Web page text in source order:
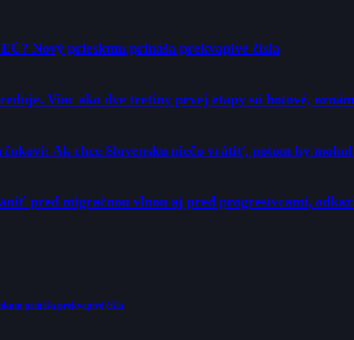
Nový prieskum prináša prekvapivé čísla
Viac ako dve tretiny prvej etapy sú hotové,
Ak chce Slovensku niečo vrátiť, potom by
pred migračnou vlnou aj pred progresívcami,
prináša prekvapivé čísla